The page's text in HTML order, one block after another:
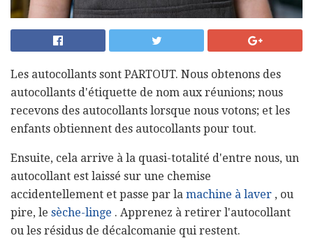
Les autocollants sont PARTOUT. Nous obtenons des
autocollants d'étiquette de nom aux réunions; nous
recevons des autocollants lorsque nous votons; et les
enfants obtiennent des autocollants pour tout.
Ensuite, cela arrive à la quasi-totalité d'entre nous, un
autocollant est laissé sur une chemise
accidentellement et passe par la machine à laver , ou
pire, le sèche-linge . Apprenez à retirer l'autocollant
ou les résidus de décalcomanie qui restent.